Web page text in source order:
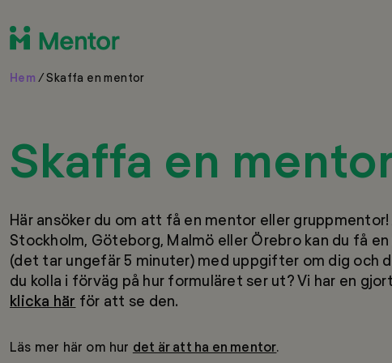
Hem /Skaffa en mentor
Skaffa en
Här ansöker du om att få en mentor eller gruppmentor!
Stockholm, Göteborg, Malmö eller Örebro kan du få
(det tar ungefär 5 minuter) med uppgifter om dig och
du kolla i förväg på hur formuläret ser ut? Vi har en
klicka här för att se den.
Läs mer här om hur det är att ha en mentor.